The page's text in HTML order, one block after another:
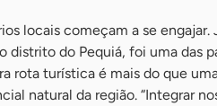
locais começam a se engajar.
distrito do Pequiá, foi uma das
rota turística é mais do que
natural da região. “Integrar